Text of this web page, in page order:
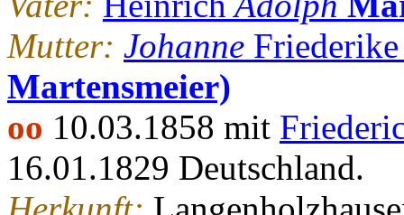
Mutter: Johanne
Martensmeier)
oo 10.03.1858 mit
16.01.1829 Deutschland.